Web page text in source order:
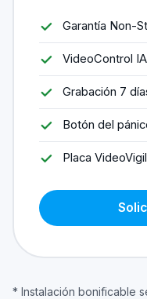
Garantía Non-
VideoControl IA
Grabación 7
Botón del
Placa
* Instalación bonificable